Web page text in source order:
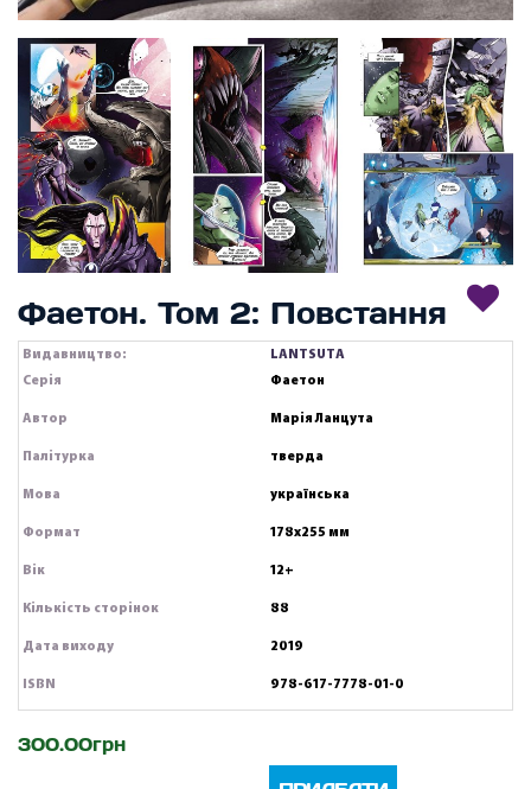
Фаетон. Том 2: Повстання
Видавництво:
LANTSUTA
Серія
Фаетон
Автор Марія Ланцута
Палітурка тверда
Мова українська
Формат 178х255 мм
Вік 12+
Кількість сторінок 88
Дата виходу 2019
ISBN 978-617-7778-01-0
300.00грн